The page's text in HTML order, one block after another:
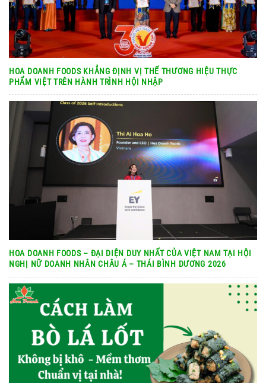
HOA DOANH FOODS KHẲNG ĐỊNH VỊ THẾ THƯƠNG HIỆU THỰC
PHẨM VIỆT TRÊN HÀNH TRÌNH HỘI NHẬP
HOA DOANH FOODS – ĐẠI DIỆN DUY NHẤT CỦA VIỆT NAM TẠI HỘI
NGHỊ NỮ DOANH NHÂN CHÂU Á – THÁI BÌNH DƯƠNG 2026